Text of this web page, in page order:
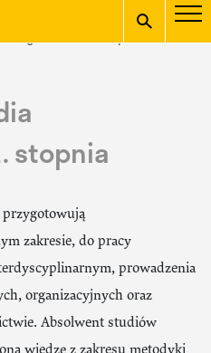
ASP w
2. stopnia
stopnia
przygotowują
zakresie, do pracy
prowadzenia
organizacyjnych oraz
Absolwent studiów
wiedzę z zakresu metodyki